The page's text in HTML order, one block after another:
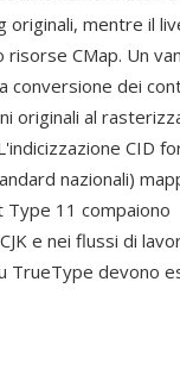
mentre il
CMap. Un
conversione dei
originali al
CID
nazionali)
Type 11 compaiono
e nei flussi di
TrueType devono